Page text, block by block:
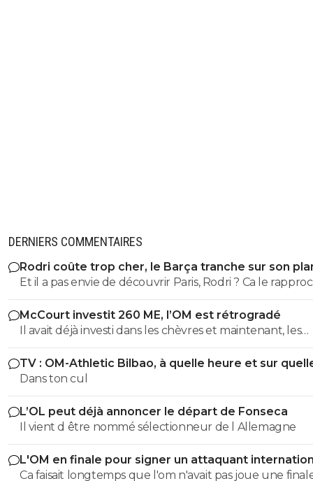
DERNIERS COMMENTAIRES
Rodri coûte trop cher, le Barça tranche sur son
Et il a pas envie de découvrir Paris, Rodri ? Ca le
de l'Espagne, c'est déjà ca 😅
McCourt investit 260 ME, l’OM est rétrogradé
Il avait déjà investi dans les chèvres et maintenant, les
cheveaux !
TV : OM-Athletic Bilbao, à quelle heure et sur
chaîne ?
Dans ton cul
L’OL peut déjà annoncer le départ de Fonseca
Il vient d être nommé sélectionneur de l Allemagne
L'OM en finale pour signer un attaquant
Ca faisait longtemps que l'om n'avait pas joue une